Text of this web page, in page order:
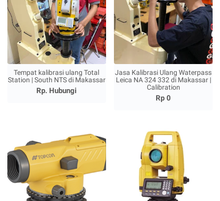
Tempat kalibrasi ulang Total
Station | South NTS di Makassar
Rp. Hubungi
Jasa Kalibrasi Ulang Waterpass
Leica NA 324 332 di Makassar |
Calibration
Rp 0